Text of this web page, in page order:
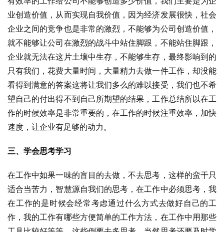
业创造价值，从而实现自我价值，因为经济发展很快，社会
企业之间的竞争也是非常的激烈，不能够为公司创造价值，
就不能够让公司在激烈的战斗中站住脚跟，不能站住脚跟，
企业就无法在这片土壤中生存，不能够生存，最终影响到的
只有我们，花费大量时间，大量精力去做一件工作，却没能
看得到满意的答案这将让我们多么的难以接受，我们也不希
望自己的付出得不到自己所期望的结果，工作总结所以在工
作的时候效率是非常重要的，在工作的时候注重效率，加快
速度，让企业有足够的动力。
三、学会思考学习
在工作中如果一味的盲目的去做，不去思考，这样的蛮干只
适合当苦力，智慧源自我们的思考，在工作中必须思考，我
在工作的是时候会经常考虑通过什么方式去做好自己的工
作，我的工作有哪些方便简单的工作方法，在工作中用那些